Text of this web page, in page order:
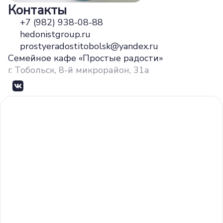
Контакты
+7 (982) 938-08-88
hedonistgroup.ru
prostyeradostitobolsk@yandex.ru
Семейное кафе «Простые радости»
г. Тобольск, 8-й микрорайон, 31а